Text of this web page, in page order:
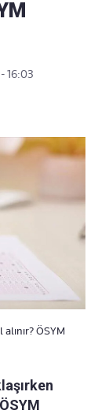
16:03
ÖSYM